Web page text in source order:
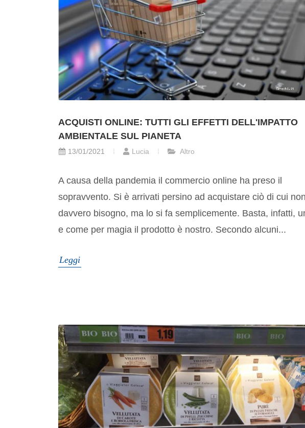
ACQUISTI ONLINE: TUTTI GLI EFFETTI DELL'IMPATTO
AMBIENTALE SUL PIANETA
13/01/2021 Lucia Altro
A causa della pandemia il commercio online ha preso il
sopravvento. Si è arrivati persino ad acquistare ciò di cui
davvero bisogno, ma lo si fa semplicemente. Basta, infatti,
e come per magia il prodotto è nostro. Secondo alcuni...
Leggi